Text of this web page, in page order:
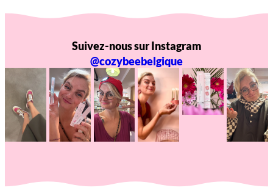
Suivez-nous sur Instagram
@cozybeebelgique